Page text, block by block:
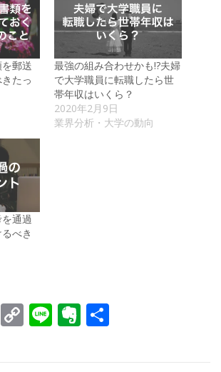
郵送
たっ
最強の組み合わせかも!?夫婦
で大学職員に転職したら世
帯年収はいくら？
2020年2月9日
業界分析・大学の動向
通過
べき
EmailCopyLineEvernote